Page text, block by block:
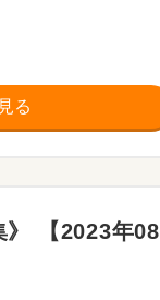
る
【2023年